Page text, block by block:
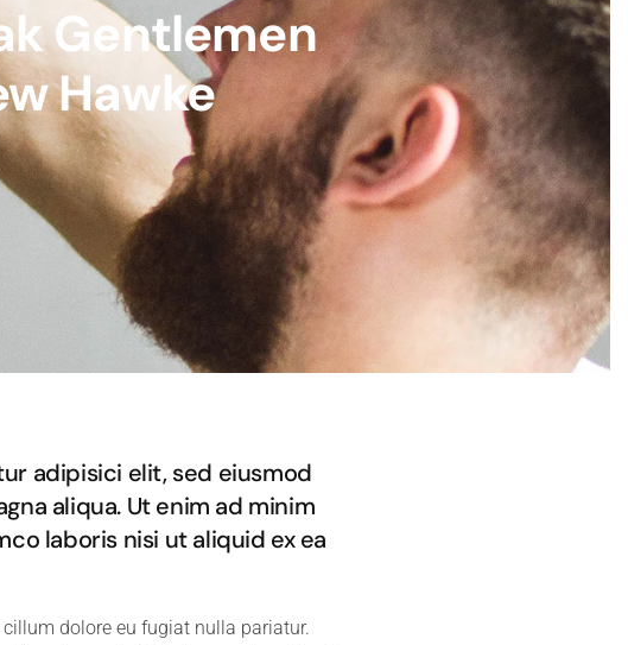
Gentlemen
Hawke
adipisici elit, sed eiusmod
aliqua. Ut enim ad minim
laboris nisi ut aliquid ex ea
dolore eu fugiat nulla pariatur.